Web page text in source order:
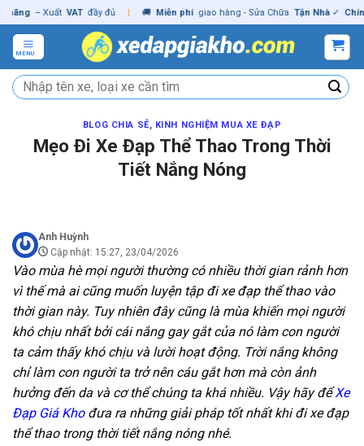
Skip
to
content
– Xuất VAT đầy đủ | 🚚 Miễn phí giao hàng - Sửa Chữa Tận Nhà ✓ Chính
MENU
Tìm
kiếm:
BLOG CHIA SẺ, KINH NGHIỆM MUA XE ĐẠP
Mẹo Đi Xe Đạp Thể Thao Trong Thời
Tiết Nắng Nóng
Anh Huỳnh
Cập nhật: 15:27, 23/04/2026
Vào mùa hè mọi người thường có nhiều thời gian rảnh hơn
vì thế mà ai cũng muốn luyện tập đi xe đạp thể thao vào
thời gian này. Tuy nhiên đây cũng là mùa khiến mọi người
khó chịu nhất bởi cái nắng gay gắt của nó làm con người
ta cảm thấy khó chịu và lười hoạt động. Trời nắng không
chỉ làm con người ta trở nên cáu gắt hơn mà còn ảnh
hưởng đến da và cơ thể chúng ta khá nhiều. Vậy hãy đểXe
Đạp Giá Khođưa ra những giải pháp tốt nhất khi đi xe đạp
thể thao trong thời tiết nắng nóng nhé.